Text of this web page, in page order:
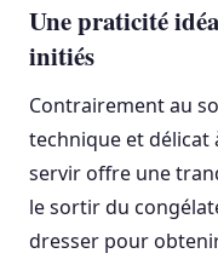
Une praticité
initiés
Contrairement au
technique et délicat
servir offre une
le sortir du
dresser pour